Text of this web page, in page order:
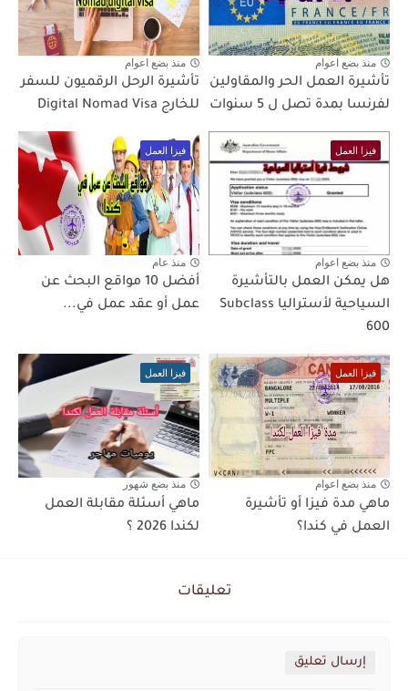
منذ بضع اعوام
تأشيرة العمل الحر والمقاولين
لفرنسا بمدة تصل ل 5 سنوات
منذ بضع اعوام
تأشيرة الرحل الرقميون للسفر
للخارج Digital Nomad Visa
فيزا العمل
منذ بضع اعوام
هل يمكن العمل بالتأشيرة
السياحية لأستراليا Subclass
600
فيزا العمل
منذ عام
أفضل 10 مواقع البحث عن
عمل أو عقد عمل في...
فيزا العمل
منذ بضع اعوام
ماهي مدة فيزا أو تأشيرة
العمل في كندا؟
فيزا العمل
منذ بضع شهور
ماهي أسئلة مقابلة العمل
لكندا 2026 ؟
تعليقات
إرسال تعليق